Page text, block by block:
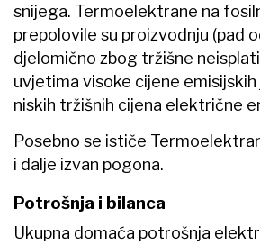
snijega. Termoelektrane na
prepolovile su proizvodnju (pad
djelomično zbog tržišne
uvjetima visoke cijene emisijskih
niskih tržišnih cijena električne
Posebno se ističe
i dalje izvan pogona.
Potrošnja i bilanca
Ukupna domaća potrošnja